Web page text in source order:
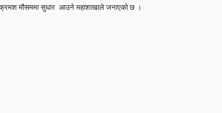
मौसममा सुधार आउने महाशाखाले जनाएको छ ।